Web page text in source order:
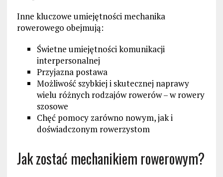
Inne kluczowe umiejętności mechanika
rowerowego obejmują:
Świetne umiejętności komunikacji
interpersonalnej
Przyjazna postawa
Możliwość szybkiej i skutecznej naprawy
wielu różnych rodzajów rowerów – w rowery
szosowe
Chęć pomocy zarówno nowym, jak i
doświadczonym rowerzystom
Jak zostać mechanikiem rowerowym?